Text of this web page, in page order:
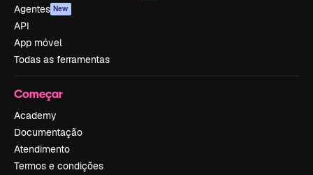
Agentes New
API
App móvel
Todas as ferramentas
Começar
Academy
Documentação
Atendimento
Termos e condições